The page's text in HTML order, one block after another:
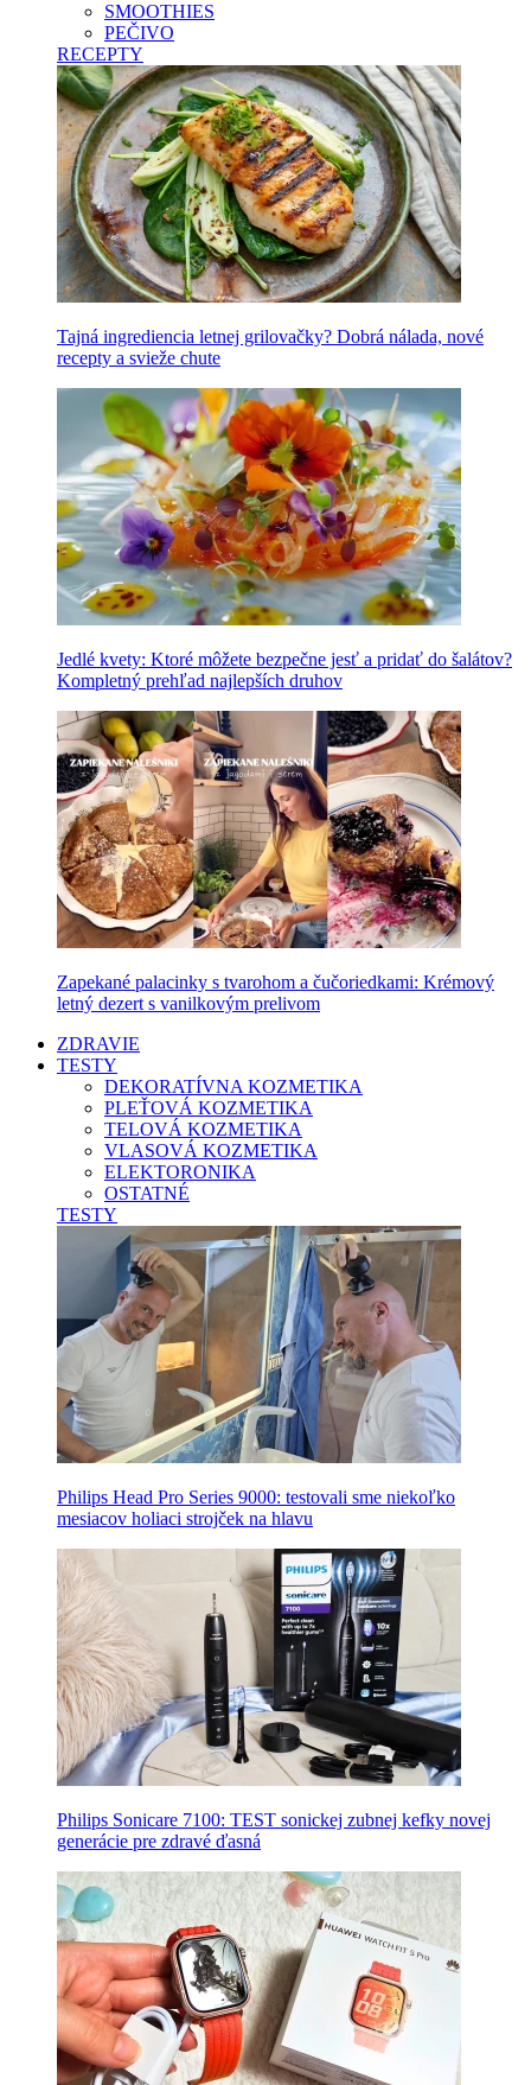
SMOOTHIES
PEČIVO
RECEPTY
Tajná ingrediencia letnej grilovačky? Dobrá nálada, nové
recepty a svieže chute
Jedlé kvety: Ktoré môžete bezpečne jesť a pridať do šalátov?
Kompletný prehľad najlepších druhov
Zapekané palacinky s tvarohom a čučoriedkami: Krémový
letný dezert s vanilkovým prelivom
ZDRAVIE
TESTY
DEKORATÍVNA KOZMETIKA
PLEŤOVÁ KOZMETIKA
TELOVÁ KOZMETIKA
VLASOVÁ KOZMETIKA
ELEKTORONIKA
OSTATNÉ
TESTY
Philips Head Pro Series 9000: testovali sme niekoľko
mesiacov holiaci strojček na hlavu
Philips Sonicare 7100: TEST sonickej zubnej kefky novej
generácie pre zdravé ďasná